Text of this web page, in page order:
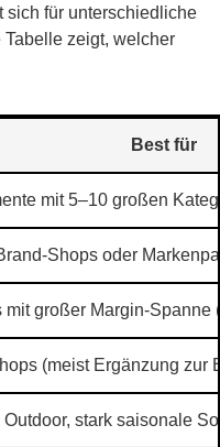
sich für unterschiedliche
zeigt, welcher
Best für
mit 5–10 großen
Shops oder
mit großer Margin-Spanne
(meist Ergänzung zur
Outdoor, stark saisonale